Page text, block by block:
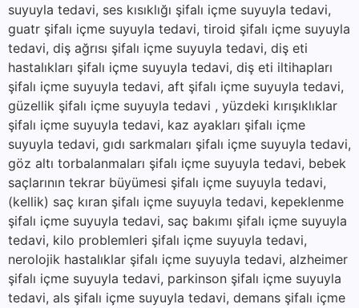
suyuyla tedavi, ses kısıklığı şifalı içme suyuyla tedavi,
guatr şifalı içme suyuyla tedavi, tiroid şifalı içme suyuyla
tedavi, diş ağrısı şifalı içme suyuyla tedavi, diş eti
hastalıkları şifalı içme suyuyla tedavi, diş eti iltihapları
şifalı içme suyuyla tedavi, aft şifalı içme suyuyla tedavi,
güzellik şifalı içme suyuyla tedavi , yüzdeki kırışıklıklar
şifalı içme suyuyla tedavi, kaz ayakları şifalı içme
suyuyla tedavi, gıdı sarkmaları şifalı içme suyuyla tedavi,
göz altı torbalanmaları şifalı içme suyuyla tedavi, bebek
saçlarının tekrar büyümesi şifalı içme suyuyla tedavi,
(kellik) saç kıran şifalı içme suyuyla tedavi, kepeklenme
şifalı içme suyuyla tedavi, saç bakımı şifalı içme suyuyla
tedavi, kilo problemleri şifalı içme suyuyla tedavi,
nerolojik hastalıklar şifalı içme suyuyla tedavi, alzheimer
şifalı içme suyuyla tedavi, parkinson şifalı içme suyuyla
tedavi, als şifalı içme suyuyla tedavi, demans şifalı içme